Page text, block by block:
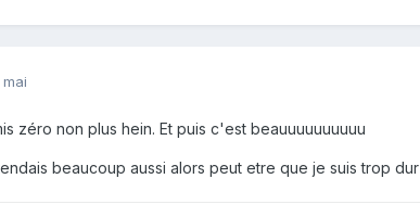
zéro non plus hein. Et puis c'est beauuuuuuuuuu
beaucoup aussi alors peut etre que je suis trop dur